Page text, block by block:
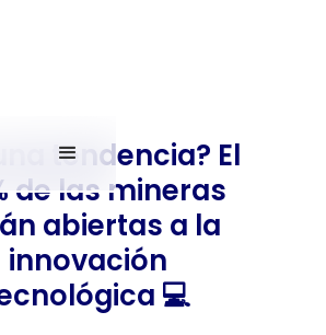
una tendencia? El
de las mineras
abiertas a la
innovación
💻